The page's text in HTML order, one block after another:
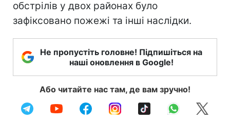
обстрілів у двох районах було
зафіксовано пожежі та інші наслідки.
Не пропустіть головне! Підпишіться на
наші оновлення в Google!
Або читайте нас там, де вам зручно!